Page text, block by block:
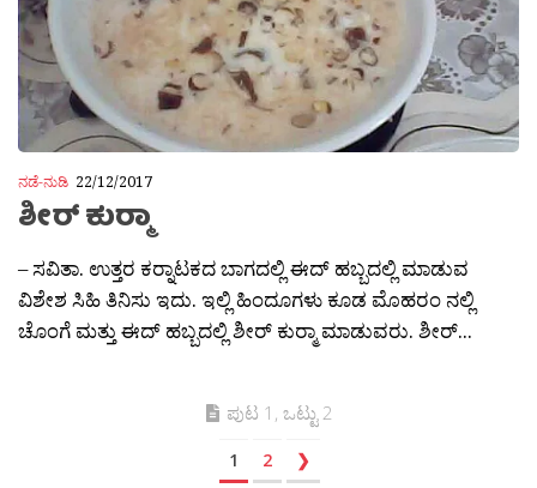
ನಡೆ-ನುಡಿ 22/12/2017
ಶೀರ್ ಕುರ‍್ಮಾ
– ಸವಿತಾ. ಉತ್ತರ ಕರ‍್ನಾಟಕದ ಬಾಗದಲ್ಲಿ ಈದ್ ಹಬ್ಬದಲ್ಲಿ ಮಾಡುವ
ವಿಶೇಶ ಸಿಹಿ ತಿನಿಸು ಇದು. ಇಲ್ಲಿ ಹಿಂದೂಗಳು ಕೂಡ ಮೊಹರಂ ನಲ್ಲಿ
ಚೊಂಗೆ ಮತ್ತು ಈದ್ ಹಬ್ಬದಲ್ಲಿ ಶೀರ್ ಕುರ‍್ಮಾ ಮಾಡುವರು. ಶೀರ್...
ಪುಟ 1, ಒಟ್ಟು 2
1 2 ❯